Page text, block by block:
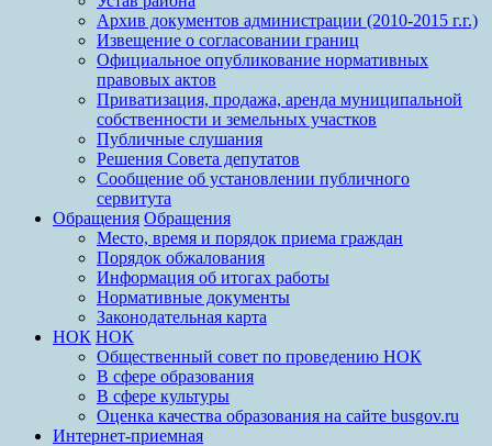
Архив документов администрации (2010-2015 г.г.)
Извещение о согласовании границ
Официальное опубликование нормативных
правовых актов
Приватизация, продажа, аренда муниципальной
собственности и земельных участков
Публичные слушания
Решения Совета депутатов
Сообщение об установлении публичного
сервитута
Обращения Обращения
Место, время и порядок приема граждан
Порядок обжалования
Информация об итогах работы
Нормативные документы
Законодательная карта
НОК НОК
Общественный совет по проведению НОК
В сфере образования
В сфере культуры
Оценка качества образования на сайте busgov.ru
Интернет-приемная